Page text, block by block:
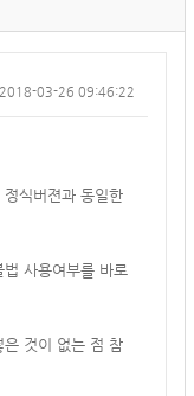
2018-03-26 09:46:22
식버젼과 동일한
사용여부를 바로
은 것이 없는 점 참